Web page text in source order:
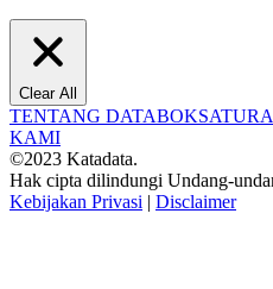
Clear All
TENTANG DATABOKS
KAMI
©2023 Katadata.
Hak cipta dilindungi Undang-
Kebijakan Privasi | Disclaimer